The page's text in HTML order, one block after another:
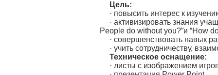
Цель:
· повысить интерес к
· активизировать знания
People do without you?”и “How
· совершенствовать навык
· учить сотрудничеству,
Техническое оснащение:
· листы с изображением